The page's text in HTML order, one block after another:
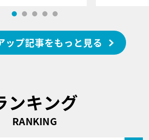
ップ記事をもっと見る
ンキング
RANKING